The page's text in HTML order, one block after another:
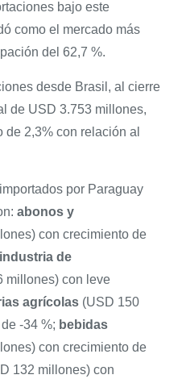
bajo este
como el mercado más
del 62,7 %.
desde Brasil, al cierre
de USD 3.753 millones,
2,3% con relación al
por Paraguay
abonos y
con crecimiento de
de
millones) con leve
agrícolas (USD 150
-34 %; bebidas
con crecimiento de
132 millones) con